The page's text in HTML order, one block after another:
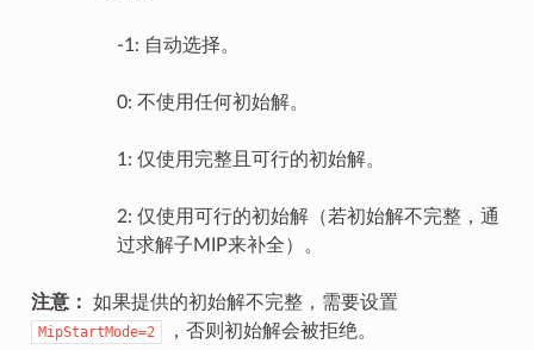
-1: 自动选择。
0: 不使用任何初始解。
1: 仅使用完整且可行的初始解。
2: 仅使用可行的初始解（若初始解不完整，通
过求解子MIP来补全）。
注意： 如果提供的初始解不完整，需要设置
MipStartMode=2 ，否则初始解会被拒绝。